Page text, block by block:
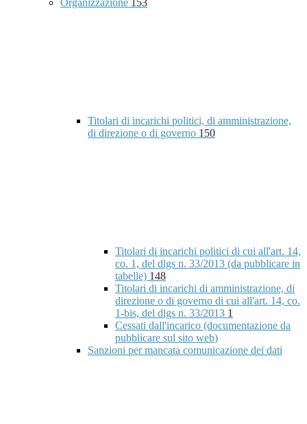
Organizzazione 153
Titolari di incarichi politici, di amministrazione,
di direzione o di governo 150
Titolari di incarichi politici di cui all'art. 14,
co. 1, del dlgs n. 33/2013 (da pubblicare in
tabelle) 148
Titolari di incarichi di amministrazione, di
direzione o di governo di cui all'art. 14, co.
1-bis, del dlgs n. 33/2013 1
Cessati dall'incarico (documentazione da
pubblicare sul sito web)
Sanzioni per mancata comunicazione dei dati